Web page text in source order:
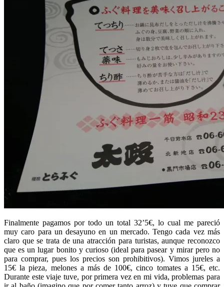
Finalmente pagamos por todo un total 32’5€, lo cual me pareció
muy caro para un desayuno en un mercado. Tengo cada vez más
claro que se trata de una atracción para turistas, aunque reconozco
que es un lugar bonito y curioso (ideal para pasear y mirar pero no
para comprar, pues los precios son prohibitivos). Vimos jureles a
15€ la pieza, melones a más de 100€, cinco tomates a 15€, etc.
Durante este viaje tuve, por primera vez en mi vida, problemas para